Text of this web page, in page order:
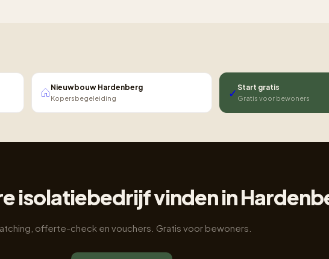
Nieuwbouw Hardenberg
Kopersbegeleiding ✓Start gratis
Gratis voor bewoners
isolatiebedrijf vinden in
offerte-check en vouchers. Gratis voor bewoners.